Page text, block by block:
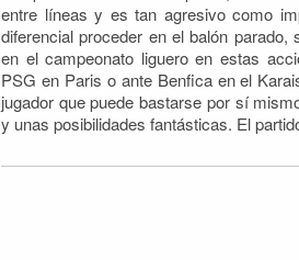
entre líneas y es tan agresivo como
diferencial proceder en el balón parado,
en el campeonato liguero en estas
PSG en Paris o ante Benfica en el
jugador que puede bastarse por sí
y unas posibilidades fantásticas. El